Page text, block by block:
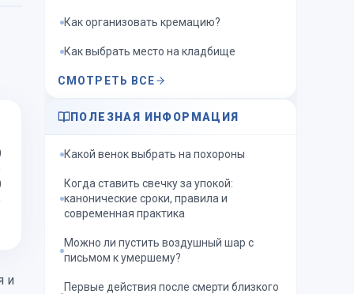
и
Как организовать кремацию?
Как выбрать место на кладбище
СМОТРЕТЬ ВСЕ
ПОЛЕЗНАЯ ИНФОРМАЦИЯ
Какой венок выбрать на похороны
Когда ставить свечку за упокой:
канонические сроки, правила и
современная практика
Можно ли пустить воздушный шар с
письмом к умершему?
Первые действия после смерти близкого